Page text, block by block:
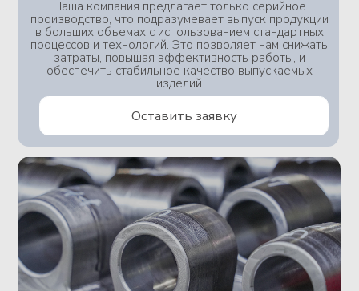
требованиям!
Оставить заявку
Наши услуги